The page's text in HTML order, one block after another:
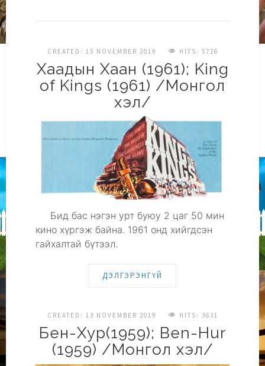
CREATED: 15 NOVEMBER 2019 HITS: 5726
Хаадын Хаан (1961); King
of Kings (1961) /Монгол
хэл/
Бид бас нэгэн урт буюу 2 цаг 50 мин
кино хүргэж байна. 1961 онд хийгдсэн
гайхалтай бүтээл.
ДЭЛГЭРЭНГҮЙ
CREATED: 13 NOVEMBER 2019 HITS: 3631
Бен-Хур(1959); Ben-Hur
(1959) /Монгол хэл/